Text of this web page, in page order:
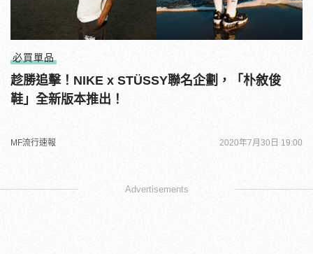
必買單品
趁勝追擊！NIKE x STÜSSY聯名企劃，「朴敘俊
鞋」全新版本推出！
MF流行速報 2020年7月30日 19:00
Advertisements